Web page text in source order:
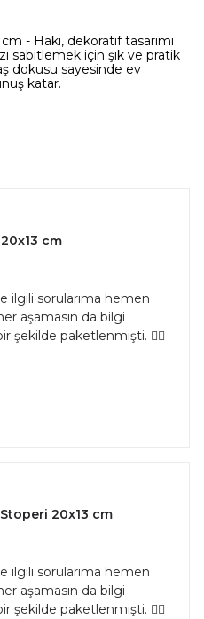
- Haki, dekoratif tasarımı
sabitlemek için şık ve pratik
dokusu sayesinde ev
katar.
cm
ilgili sorularıma hemen
aşamasın da bilgi
şekilde paketlenmişti. 👌🏻
20x13 cm
ilgili sorularıma hemen
aşamasın da bilgi
şekilde paketlenmişti. 👌🏻